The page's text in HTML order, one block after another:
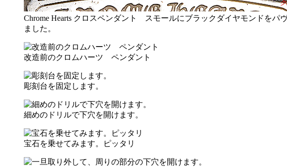
Chrome Hearts クロスペンダント スモールにブラックダイヤモンドをパ
ました。
改造前のクロムハーツ ペンダント
彫刻台を固定します。
細めのドリルで下穴を開けます。
宝石を乗せてみます。ピッタリ